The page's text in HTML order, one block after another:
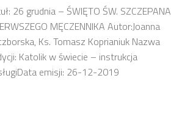
26 grudnia – ŚWIĘTO ŚW. SZCZEPANA
MĘCZENNIKA Autor:Joanna
Ks. Tomasz Koprianiuk Nazwa
Katolik w świecie – instrukcja
emisji: 26-12-2019